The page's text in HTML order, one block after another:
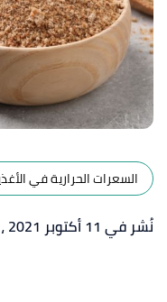
السعرات الحرارية في
نُشر في 11 أكتوبر 2021